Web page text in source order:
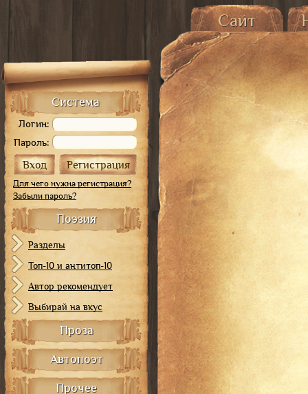
Система
Логин:
Пароль:
Для чего нужна регистрация?
Забыли пароль?
Поэзия
Разделы
Топ-10 и антитоп-10
Автор рекомендует
Выбирай на вкус
Проза
Автопоэт
Прочее
Сайт
Главная страница
История сайта
Карта сайта
От